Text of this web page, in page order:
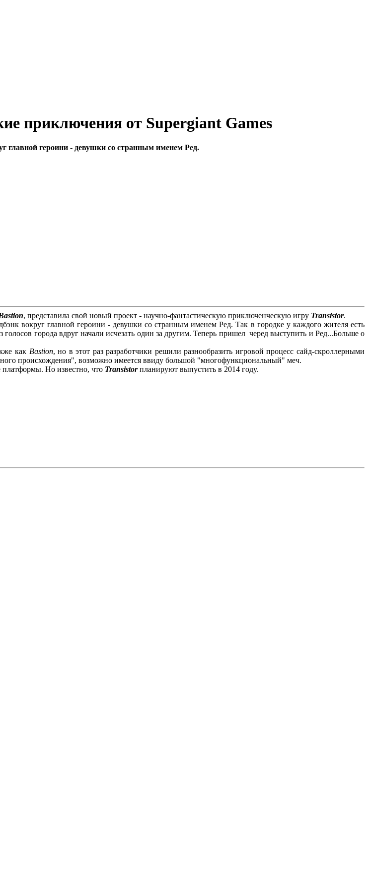
приключения от Supergiant Games
главной героини - девушки со странным именем Ред.
, представила свой новый проект - научно-фантастическую приключенческую игру Transistor.
вокруг главной героини - девушки со странным именем Ред. Так в городке у каждого жителя есть
голосов города вдруг начали исчезать один за другим. Теперь пришел черед выступить и Ред...Больше о
как Bastion, но в этот раз разработчики решили разнообразить игровой процесс сайд-скроллерными
происхождения", возможно имеется ввиду большой "многофункциональный" меч.
Но известно, что Transistorпланируют выпустить в 2014 году.